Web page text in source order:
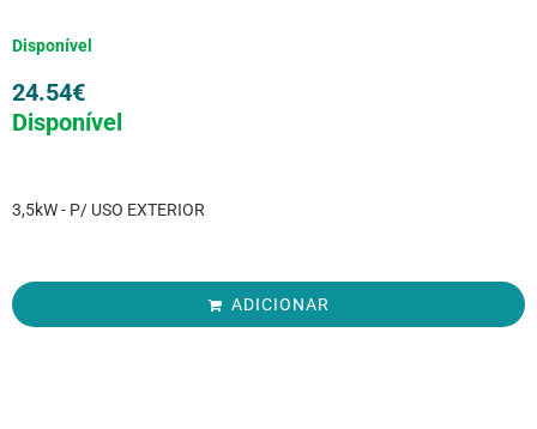
Disponível
24.54€
Disponível
3,5kW - P/ USO EXTERIOR
ADICIONAR